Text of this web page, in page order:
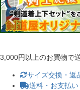
3,000円以上のお買物で
サイズ交換・返
送料・お支払い